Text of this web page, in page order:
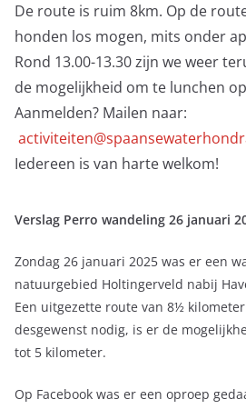
De route is ruim 8km. Op de
honden los mogen, mits onder
Rond 13.00-13.30 zijn we weer
de mogelijkheid om te lunchen
Aanmelden? Mailen naar:
Iedereen is van harte welkom!
Verslag Perro wandeling 26 januari
Zondag 26 januari 2025 was er een
natuurgebied Holtingerveld nabij
Een uitgezette route van 8½
desgewenst nodig, is er de
tot 5 kilometer.
Op Facebook was er een oproep